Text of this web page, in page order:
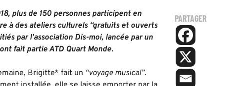
plus de 150 personnes participent en
à des ateliers culturels “gratuits et ouverts
par l’association Dis-moi, lancée par un
fait partie ATD Quart Monde.
Brigitte* fait un “voyage musical”.
PARTAGER